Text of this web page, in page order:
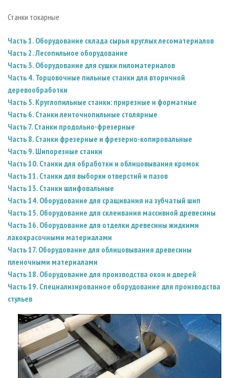
ПРОИЗВОДСТВО ДРЕВЕСНЫХ ПЛИТ
ДЕРЕВЯННОЕ ДОМОСТРОЕНИЕ
ПРОИЗВОДСТВО МЕБЕЛИ
БИОЭНЕРГЕТИКА
ЦБП
ИНСТРУМЕНТ И МАТЕРИАЛЫ
МОБИЛЬНЫЕ ВЫСТАВКИ
ОФИЦИАЛЬНЫЕ ДЕЛЕГАЦИИ
ПРИОРИТЕТНЫЕ ИНВЕСТПРОЕКТЫ
RUSSIAN FORESTRY REVIEW
ГАЗЕТА ЛЕСПРОМФОРУМ
БИБЛИОТЕКА СПЕЦИАЛИСТА
Станки токарные
Часть 1. Оборудование склада сырья круглых лесоматериалов
Часть 2. Лесопильное оборудование
Часть 3. Оборудование для сушки пиломатериалов
Часть 4. Торцовочные пильные станки для вторичной
деревообработки
Часть 5. Круглопильные станки: прирезные и форматные
Часть 6. Станки ленточнопильные столярные
Часть 7. Станки продольно-фрезерные
Часть 8. Станки фрезерные и фрезерно-копировальные
Часть 9. Шипорезные станки
Часть 10. Станки для обработки и облицовывания кромок
Часть 11. Станки для выборки отверстий и пазов
Часть 13. Станки шлифовальные
Часть 14. Оборудование для сращивания на зубчатый шип
Часть 15. Оборудование для склеивания массивной древесины
Часть 16. Оборудование для отделки древесины жидкими
лакокрасочными материалами
Часть 17. Оборудование для облицовывания древесины
пленочными материалами
Часть 18. Оборудование для производства окон и дверей
Часть 19. Специализированное оборудование для производства
стульев